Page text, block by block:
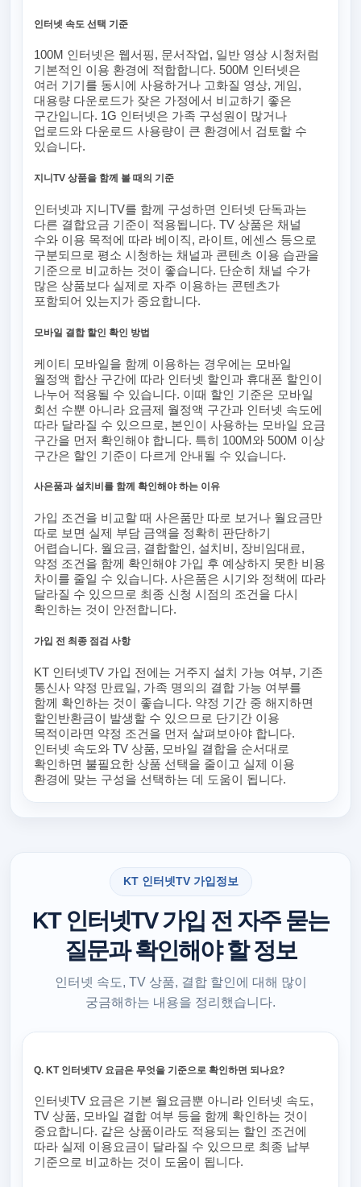
인터넷 속도 선택 기준
100M 인터넷은 웹서핑, 문서작업, 일반 영상 시청처럼
기본적인 이용 환경에 적합합니다. 500M 인터넷은
여러 기기를 동시에 사용하거나 고화질 영상, 게임,
대용량 다운로드가 잦은 가정에서 비교하기 좋은
구간입니다. 1G 인터넷은 가족 구성원이 많거나
업로드와 다운로드 사용량이 큰 환경에서 검토할 수
있습니다.
지니TV 상품을 함께 볼 때의 기준
인터넷과 지니TV를 함께 구성하면 인터넷 단독과는
다른 결합요금 기준이 적용됩니다. TV 상품은 채널
수와 이용 목적에 따라 베이직, 라이트, 에센스 등으로
구분되므로 평소 시청하는 채널과 콘텐츠 이용 습관을
기준으로 비교하는 것이 좋습니다. 단순히 채널 수가
많은 상품보다 실제로 자주 이용하는 콘텐츠가
포함되어 있는지가 중요합니다.
모바일 결합 할인 확인 방법
케이티 모바일을 함께 이용하는 경우에는 모바일
월정액 합산 구간에 따라 인터넷 할인과 휴대폰 할인이
나누어 적용될 수 있습니다. 이때 할인 기준은 모바일
회선 수뿐 아니라 요금제 월정액 구간과 인터넷 속도에
따라 달라질 수 있으므로, 본인이 사용하는 모바일 요금
구간을 먼저 확인해야 합니다. 특히 100M와 500M 이상
구간은 할인 기준이 다르게 안내될 수 있습니다.
사은품과 설치비를 함께 확인해야 하는 이유
가입 조건을 비교할 때 사은품만 따로 보거나 월요금만
따로 보면 실제 부담 금액을 정확히 판단하기
어렵습니다. 월요금, 결합할인, 설치비, 장비임대료,
약정 조건을 함께 확인해야 가입 후 예상하지 못한 비용
차이를 줄일 수 있습니다. 사은품은 시기와 정책에 따라
달라질 수 있으므로 최종 신청 시점의 조건을 다시
확인하는 것이 안전합니다.
가입 전 최종 점검 사항
KT 인터넷TV 가입 전에는 거주지 설치 가능 여부, 기존
통신사 약정 만료일, 가족 명의의 결합 가능 여부를
함께 확인하는 것이 좋습니다. 약정 기간 중 해지하면
할인반환금이 발생할 수 있으므로 단기간 이용
목적이라면 약정 조건을 먼저 살펴보아야 합니다.
인터넷 속도와 TV 상품, 모바일 결합을 순서대로
확인하면 불필요한 상품 선택을 줄이고 실제 이용
환경에 맞는 구성을 선택하는 데 도움이 됩니다.
KT 인터넷TV 가입정보
KT 인터넷TV 가입 전 자주 묻는
질문과 확인해야 할 정보
인터넷 속도, TV 상품, 결합 할인에 대해 많이
궁금해하는 내용을 정리했습니다.
Q. KT 인터넷TV 요금은 무엇을 기준으로 확인하면 되나요?
인터넷TV 요금은 기본 월요금뿐 아니라 인터넷 속도,
TV 상품, 모바일 결합 여부 등을 함께 확인하는 것이
중요합니다. 같은 상품이라도 적용되는 할인 조건에
따라 실제 이용요금이 달라질 수 있으므로 최종 납부
기준으로 비교하는 것이 도움이 됩니다.